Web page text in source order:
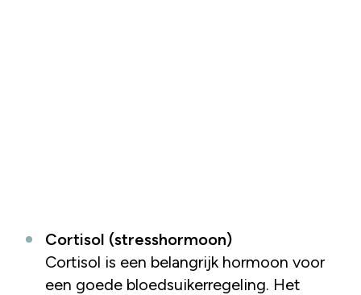
Cortisol (stresshormoon)
Cortisol is een belangrijk hormoon voor
een goede bloedsuikerregeling. Het